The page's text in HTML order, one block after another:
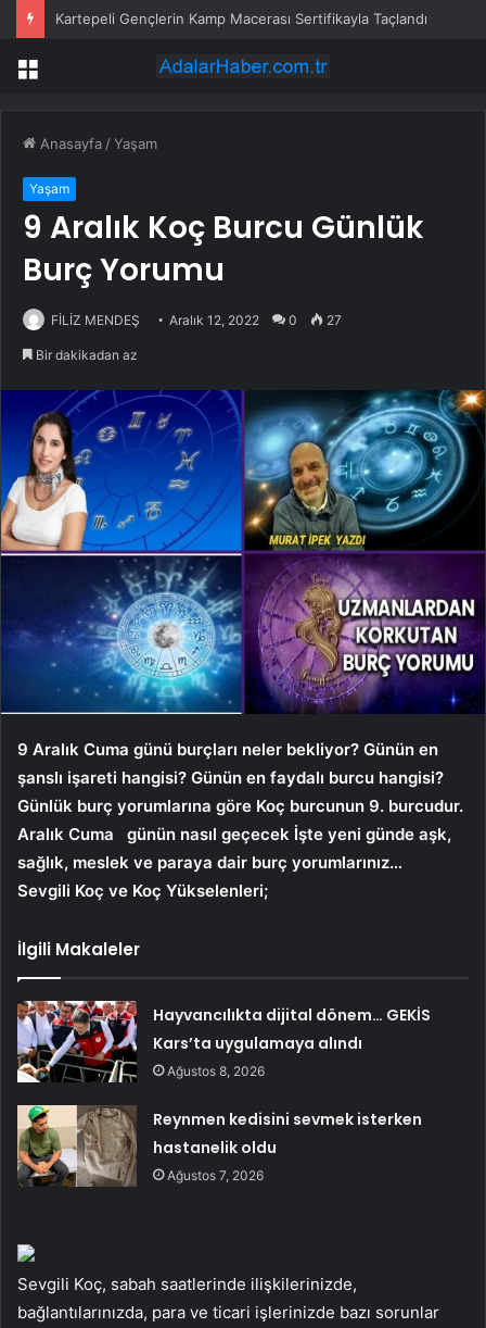
Kartepeli Gençlerin Kamp Macerası Sertifikayla Taçlandı
Menü
Anasayfa /Yaşam
Yaşam
9 Aralık Koç Burcu Günlük
Burç Yorumu
FİLİZ MENDEŞ Aralık 12, 2022 0 27
Bir dakikadan az
9 Aralık Cuma günü burçları neler bekliyor? Günün en
şanslı işareti hangisi? Günün en faydalı burcu hangisi?
Günlük burç yorumlarına göre Koç burcunun 9. burcudur.
Aralık Cuma
günün nasıl geçecek İşte yeni günde aşk,
sağlık, meslek ve paraya dair burç yorumlarınız…
Sevgili Koç ve Koç Yükselenleri;
İlgili Makaleler
Hayvancılıkta dijital dönem… GEKİS
Kars’ta uygulamaya alındı
Ağustos 8, 2026
Reynmen kedisini sevmek isterken
hastanelik oldu
Ağustos 7, 2026
Sevgili Koç, sabah saatlerinde ilişkilerinizde,
bağlantılarınızda, para ve ticari işlerinizde bazı sorunlar